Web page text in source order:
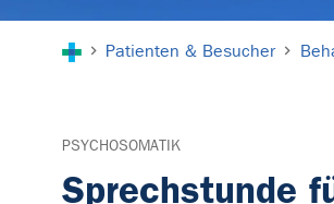
Patienten & Besucher
PSYCHOSOMATIK
Sprechstunde